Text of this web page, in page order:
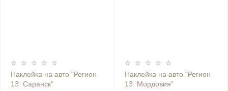
Наклейка на авто "Регион
13. Саранск"
Наклейка на авто "Регион
13. Мордовия"